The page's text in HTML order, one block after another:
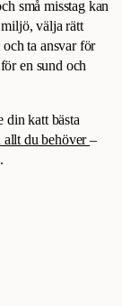
små misstag kan
miljö, välja rätt
ta ansvar för
en sund och
din katt bästa
allt du behöver–